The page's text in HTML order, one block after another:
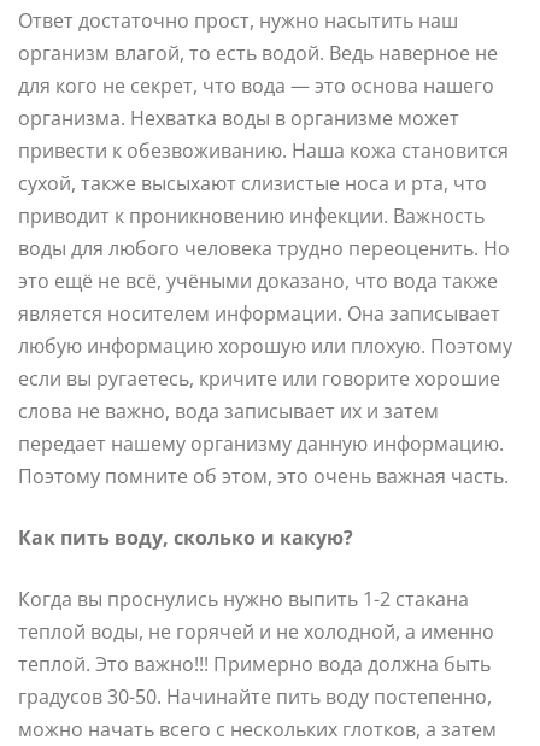
Ответ достаточно прост, нужно насытить наш
организм влагой, то есть водой. Ведь наверное не
для кого не секрет, что вода — это основа нашего
организма. Нехватка воды в организме может
привести к обезвоживанию. Наша кожа становится
сухой, также высыхают слизистые носа и рта, что
приводит к проникновению инфекции. Важность
воды для любого человека трудно переоценить. Но
это ещё не всё, учёными доказано, что вода также
является носителем информации. Она записывает
любую информацию хорошую или плохую. Поэтому
если вы ругаетесь, кричите или говорите хорошие
слова не важно, вода записывает их и затем
передает нашему организму данную информацию.
Поэтому помните об этом, это очень важная часть.
Как пить воду, сколько и какую?
Когда вы проснулись нужно выпить 1-2 стакана
теплой воды, не горячей и не холодной, а именно
теплой. Это важно!!! Примерно вода должна быть
градусов 30-50. Начинайте пить воду постепенно,
можно начать всего с нескольких глотков, а затем